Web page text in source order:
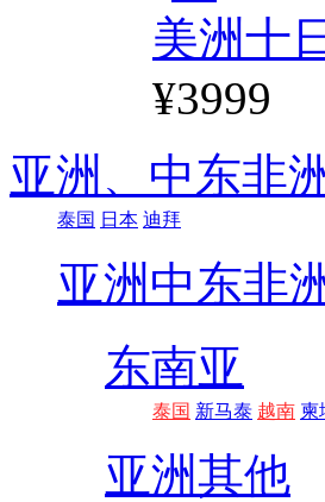
美洲十
¥3999
亚洲、 中东非洲
泰国 日本 迪拜
亚洲 中东非
东南亚
泰国 新马泰 越南 柬
亚洲其他